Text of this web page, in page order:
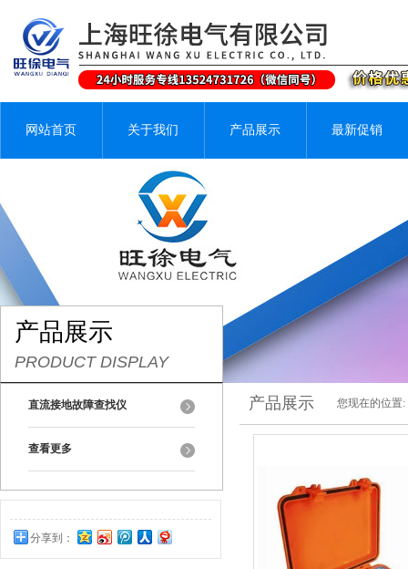
网站首页 关于我们 产品展示 最新促销
产品展示
PRODUCT DISPLAY
直流接地故障查找仪
查看更多
分享到：
产品展示 您现在的位置: